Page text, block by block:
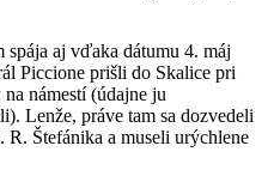
spája aj vďaka dátumu 4. máj
Piccione prišli do Skalice pri
námestí (údajne ju
Lenže, práve tam sa dozvedeli
Štefánika a museli urýchlene